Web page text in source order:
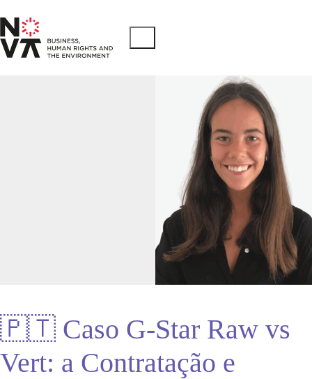
🇵🇹 Caso G-Star Raw vs
Vert: a Contratação e